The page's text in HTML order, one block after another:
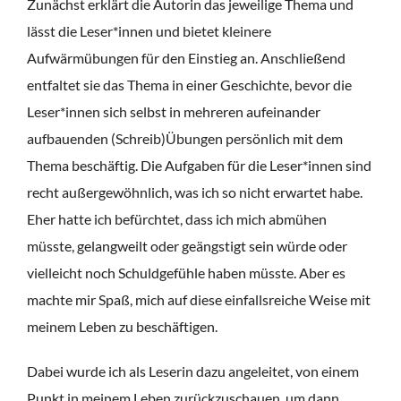
Zunächst erklärt die Autorin das jeweilige Thema und
lässt die Leser*innen und bietet kleinere
Aufwärmübungen für den Einstieg an. Anschließend
entfaltet sie das Thema in einer Geschichte, bevor die
Leser*innen sich selbst in mehreren aufeinander
aufbauenden (Schreib)Übungen persönlich mit dem
Thema beschäftig. Die Aufgaben für die Leser*innen sind
recht außergewöhnlich, was ich so nicht erwartet habe.
Eher hatte ich befürchtet, dass ich mich abmühen
müsste, gelangweilt oder geängstigt sein würde oder
vielleicht noch Schuldgefühle haben müsste. Aber es
machte mir Spaß, mich auf diese einfallsreiche Weise mit
meinem Leben zu beschäftigen.
Dabei wurde ich als Leserin dazu angeleitet, von einem